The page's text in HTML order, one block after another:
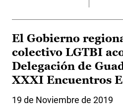
El Gobierno
colectivo LGTBI
Delegación de
XXXI Encuentros
19 de Noviembre de 2019